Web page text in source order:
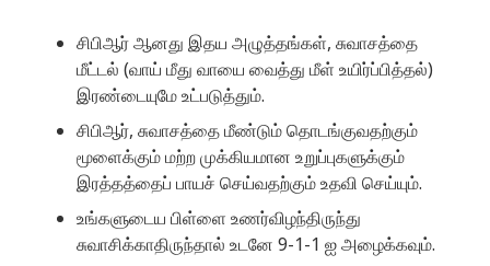
சிபிஆர் ஆனது இதய அழுத்தங்கள், சுவாசத்தை
மீட்டல் (வாய் மீது வாயை வைத்து மீள் உயிர்ப்பித்தல்)
இரண்டையுமே உட்படுத்தும்.
சிபிஆர், சுவாசத்தை மீண்டும் தொடங்குவதற்கும்
மூளைக்கும் மற்ற முக்கியமான உறுப்புகளுக்கும்
இரத்தத்தைப் பாயச் செய்வதற்கும் உதவி செய்யும்.
உங்களுடைய பிள்ளை உணர்விழந்திருந்து
சுவாசிக்காதிருந்தால் உடனே 9-1-1 ஐ அழைக்கவும்.